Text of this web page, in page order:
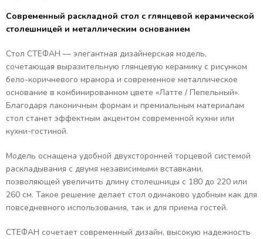
Современный раскладной стол с глянцевой керамической
столешницей и металлическим основанием
Стол СТЕФАН — элегантная дизайнерская модель,
сочетающая выразительную глянцевую керамику с рисунком
бело-коричневого мрамора и современное металлическое
основание в комбинированном цвете «Латте / Пепельный».
Благодаря лаконичным формам и премиальным материалам
стол станет эффектным акцентом современной кухни или
кухни-гостиной.
Модель оснащена удобной двухсторонней торцевой системой
раскладывания с двумя независимыми вставками,
позволяющей увеличить длину столешницы с 180 до 220 или
260 см. Такое решение делает стол одинаково удобным как для
повседневного использования, так и для приема гостей.
СТЕФАН сочетает современный дизайн, высокую надежность